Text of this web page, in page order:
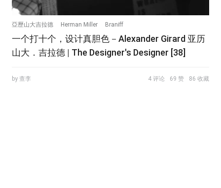
亞歷山大吉拉德 Herman Miller Braniff
一个打十个，设计真胆色－Alexander Girard 亚历
山大．吉拉德 | The Designer's Designer [38]
by 查李 4 评论 69 赞 86 收藏